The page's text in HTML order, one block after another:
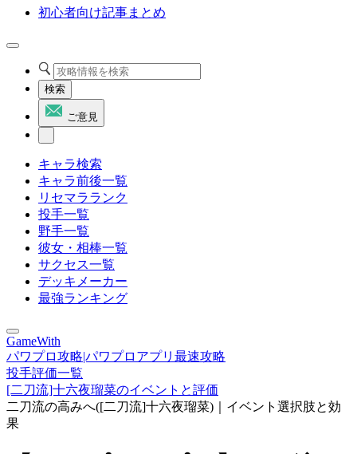
初心者向け記事まとめ
検索
ご意見
キャラ検索
キャラ前後一覧
リセマラランク
投手一覧
野手一覧
彼女・相棒一覧
サクセス一覧
デッキメーカー
最強ランキング
GameWith
パワプロ攻略|パワプロアプリ最速攻略
投手評価一覧
[二刀流]十六夜瑠菜のイベントと評価
二刀流の高みへ([二刀流]十六夜瑠菜)｜イベント選択肢と効
果